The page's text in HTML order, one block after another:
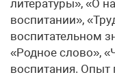
литературы», «О
воспитании»,
воспитательном
«Родное слово»,
воспитания. Опыт